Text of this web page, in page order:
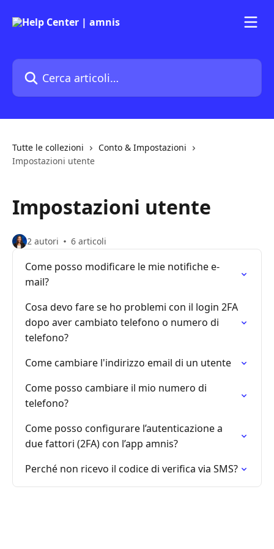
Cerca articoli…
Tutte le collezioni
Conto & Impostazioni
Impostazioni utente
Impostazioni utente
2 autori 6 articoli
Come posso modificare le mie notifiche e-
mail?
Cosa devo fare se ho problemi con il login 2FA
dopo aver cambiato telefono o numero di
telefono?
Come cambiare l'indirizzo email di un utente
Come posso cambiare il mio numero di
telefono?
Come posso configurare l’autenticazione a
due fattori (2FA) con l’app amnis?
Perché non ricevo il codice di verifica via SMS?